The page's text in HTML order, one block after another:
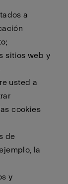
a
sitios web y
usted a
cookies
de
la
y